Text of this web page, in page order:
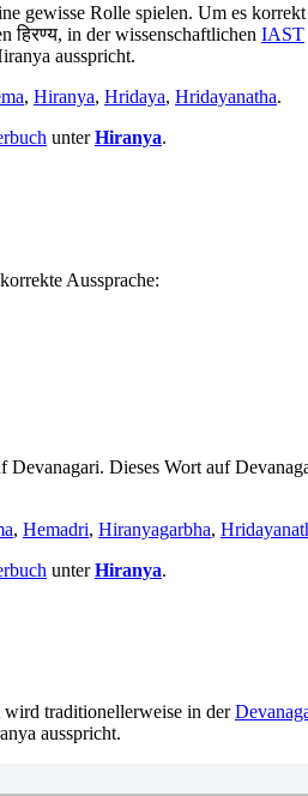
gewisse Rolle spielen. Um es
हिरण्य, in der wissenschaftlichen IAST
ausspricht.
, Hiranya, Hridaya, Hridayanatha.
unterHiranya.
Aussprache:
Devanagari. Dieses Wort auf
, Hemadri, Hiranyagarbha,
unterHiranya.
wird traditionellerweise in der
ausspricht.